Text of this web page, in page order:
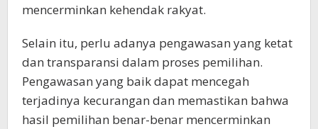
mencerminkan kehendak rakyat.
Selain itu, perlu adanya pengawasan yang ketat
dan transparansi dalam proses pemilihan.
Pengawasan yang baik dapat mencegah
terjadinya kecurangan dan memastikan bahwa
hasil pemilihan benar-benar mencerminkan